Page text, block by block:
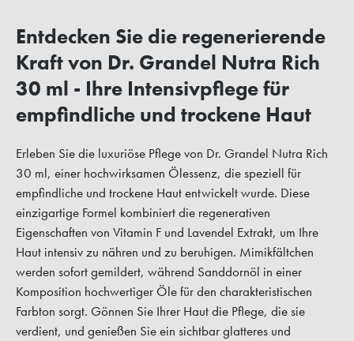
Entdecken Sie die regenerierende
Kraft von Dr. Grandel Nutra Rich
30 ml - Ihre Intensivpflege für
empfindliche und trockene Haut
Erleben Sie die luxuriöse Pflege von Dr. Grandel Nutra Rich
30 ml, einer hochwirksamen Ölessenz, die speziell für
empfindliche und trockene Haut entwickelt wurde. Diese
einzigartige Formel kombiniert die regenerativen
Eigenschaften von Vitamin F und Lavendel Extrakt, um Ihre
Haut intensiv zu nähren und zu beruhigen. Mimikfältchen
werden sofort gemildert, während Sanddornöl in einer
Komposition hochwertiger Öle für den charakteristischen
Farbton sorgt. Gönnen Sie Ihrer Haut die Pflege, die sie
verdient, und genießen Sie ein sichtbar glatteres und